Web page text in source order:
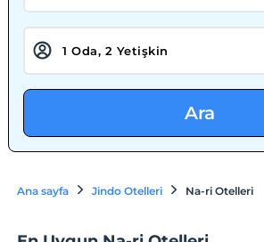
Ara
Ana sayfa Jindo Otelleri Na-ri Otelleri